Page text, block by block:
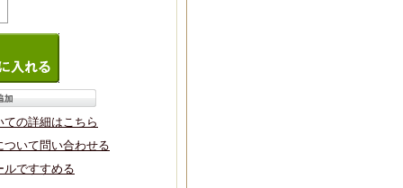
ての詳細はこちら
ついて問い合わせる
ルですすめる